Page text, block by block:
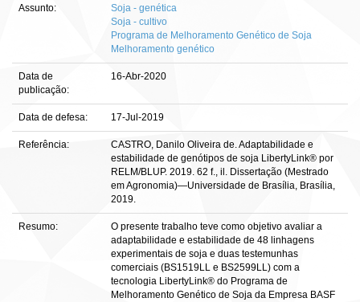
Assunto:
Soja - genética
Soja - cultivo
Programa de Melhoramento Genético de Soja
Melhoramento genético
Data de
publicação:
16-Abr-2020
Data de defesa: 17-Jul-2019
Referência:
CASTRO, Danilo Oliveira de. Adaptabilidade e
estabilidade de genótipos de soja LibertyLink® por
RELM/BLUP. 2019. 62 f., il. Dissertação (Mestrado
em Agronomia)—Universidade de Brasília, Brasília,
2019.
Resumo:
O presente trabalho teve como objetivo avaliar a
adaptabilidade e estabilidade de 48 linhagens
experimentais de soja e duas testemunhas
comerciais (BS1519LL e BS2599LL) com a
tecnologia LibertyLink® do Programa de
Melhoramento Genético de Soja da Empresa BASF